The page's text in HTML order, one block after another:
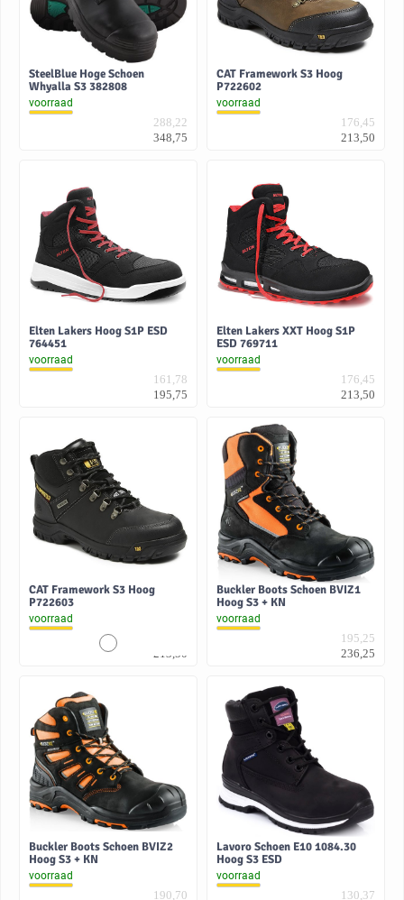
SteelBlue Hoge Schoen
Whyalla S3 382808
voorraad
288,22
348,75
CAT Framework S3 Hoog
P722602
voorraad
176,45
213,50
Elten Lakers Hoog S1P ESD
764451
voorraad
161,78
195,75
Elten Lakers XXT Hoog S1P
ESD 769711
voorraad
176,45
213,50
CAT Framework S3 Hoog
P722603
voorraad
213,50
Buckler Boots Schoen BVIZ1
Hoog S3 + KN
voorraad
195,25
236,25
Buckler Boots Schoen BVIZ2
Hoog S3 + KN
voorraad
190,70
Lavoro Schoen E10 1084.30
Hoog S3 ESD
voorraad
130,37